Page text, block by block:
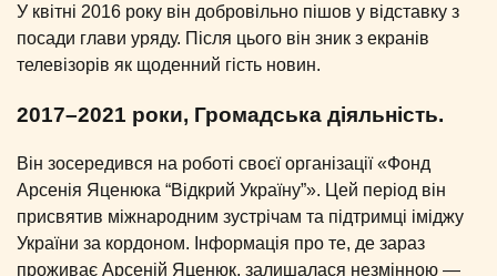
У квітні 2016 року він добровільно пішов у відставку з
посади глави уряду. Після цього він зник з екранів
телевізорів як щоденний гість новин.
2017–2021 роки, Громадська діяльність.
Він зосередився на роботі своєї організації «Фонд
Арсенія Яценюка “Відкрий Україну”». Цей період він
присвятив міжнародним зустрічам та підтримці іміджу
України за кордоном. Інформація про те, де зараз
проживає Арсеній Яценюк, залишалася незмінною —